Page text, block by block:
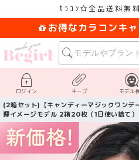
ｶﾗｺﾝ 全品送料無
お得なカラコンキ
ログイン キープ モデル
(2箱セット)【キャンディーマジックワ
理イメージモデル 2箱20枚（1日使い捨て）